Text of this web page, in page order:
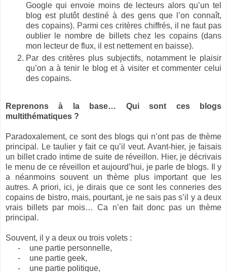
Google qui envoie moins de lecteurs alors qu’un tel
blog est plutôt destiné à des gens que l’on connaît,
des copains). Parmi ces critères chiffrés, il ne faut pas
oublier le nombre de billets chez les copains (dans
mon lecteur de flux, il est nettement en baisse).
Par des critères plus subjectifs, notamment le plaisir
qu’on a à tenir le blog et à visiter et commenter celui
des copains.
Reprenons à la base… Qui sont ces blogs
multithématiques ?
Paradoxalement, ce sont des blogs qui n’ont pas de thème
principal. Le taulier y fait ce qu’il veut. Avant-hier, je faisais
un billet crado intime de suite de réveillon. Hier, je décrivais
le menu de ce réveillon et aujourd’hui, je parle de blogs. Il y
a néanmoins souvent un thème plus important que les
autres. A priori, ici, je dirais que ce sont les conneries des
copains de bistro, mais, pourtant, je ne sais pas s’il y a deux
vrais billets par mois… Ca n’en fait donc pas un thème
principal.
Souvent, il y a deux ou trois volets :
-
une partie personnelle,
-
une partie geek,
-
une partie politique,